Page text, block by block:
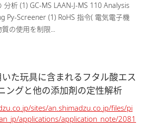
析 (1) GC-MS LAAN-J-MS 110 Analysis
Py-Screener (1) RoHS 指令( 電気電子機
の使用を制限...
た玩具に含まれるフタル酸エス
ングと他の添加剤の定性解析
sites/an.shimadzu.co.jp/files/pi
applications/application_note/2081